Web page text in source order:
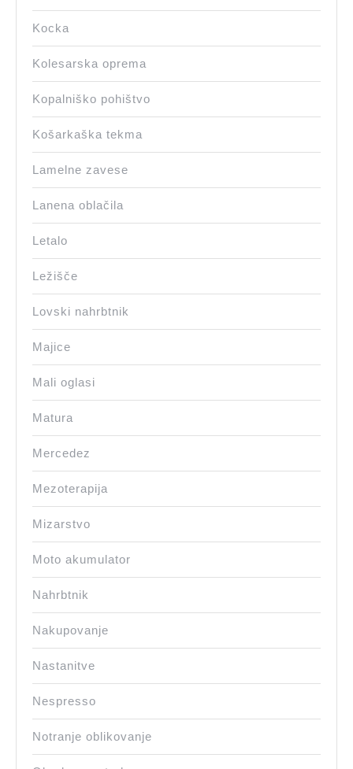
Kocka
Kolesarska oprema
Kopalniško pohištvo
Košarkaška tekma
Lamelne zavese
Lanena oblačila
Letalo
Ležišče
Lovski nahrbtnik
Majice
Mali oglasi
Matura
Mercedez
Mezoterapija
Mizarstvo
Moto akumulator
Nahrbtnik
Nakupovanje
Nastanitve
Nespresso
Notranje oblikovanje